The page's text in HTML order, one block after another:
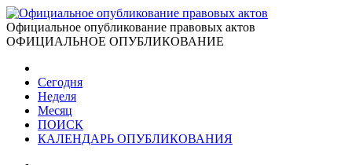
Официальное опубликование правовых актов
ОФИЦИАЛЬНОЕ ОПУБЛИКОВАНИЕ
Сегодня
Неделя
Месяц
ПОИСК
КАЛЕНДАРЬ ОПУБЛИКОВАНИЯ